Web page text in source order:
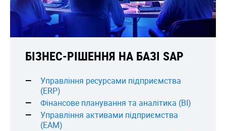
БІЗНЕС-РІШЕННЯ НА БАЗІ SAP
Управління ресурсами підприємства
(ERP)
Фінансове планування та аналітика (BI)
Управління активами підприємства
(EAM)